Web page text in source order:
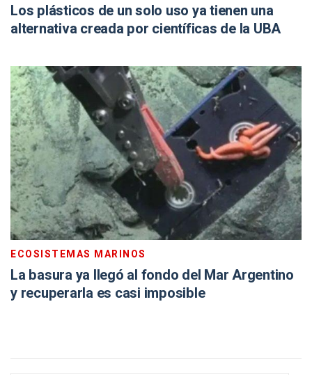
Los plásticos de un solo uso ya tienen una
alternativa creada por científicas de la UBA
ECOSISTEMAS MARINOS
La basura ya llegó al fondo del Mar Argentino
y recuperarla es casi imposible